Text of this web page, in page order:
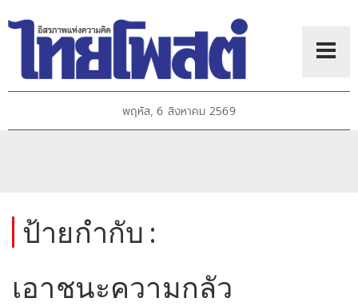
พฤหัส, 6 สิงหาคม 2569
ป้ายกำกับ :
เอาชนะความกลัว